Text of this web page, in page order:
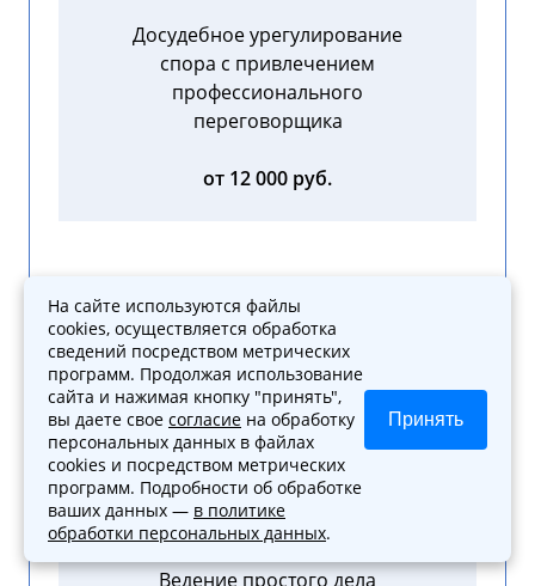
Досудебное урегулирование
спора с привлечением
профессионального
переговорщика
от 12 000 руб.
Помощь по делу в суде
первой, второй, третьей
инстанции
от 25 000 руб.
Ведение простого дела
На сайте используются файлы
cookies, осуществляется обработка
сведений посредством метрических
программ. Продолжая использование
сайта и нажимая кнопку "принять",
вы даете свое согласие на обработку
персональных данных в файлах
cookies и посредством метрических
программ. Подробности об обработке
ваших данных — в политике
обработки персональных данных.
Принять